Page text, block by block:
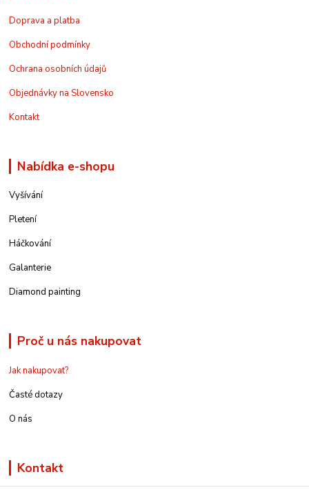
Doprava a platba
Obchodní podmínky
Ochrana osobních údajů
Objednávky na Slovensko
Kontakt
Nabídka e-shopu
Vyšívání
Pletení
Háčkování
Galanterie
Diamond painting
Proč u nás nakupovat
Jak nakupovat?
Časté dotazy
O nás
Kontakt